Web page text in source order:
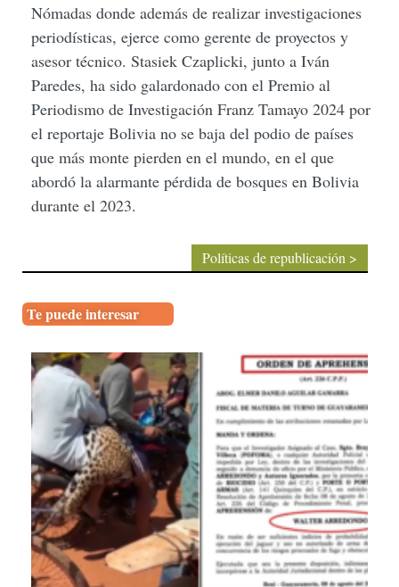
Nómadas donde además de realizar investigaciones
periodísticas, ejerce como gerente de proyectos y
asesor técnico. Stasiek Czaplicki, junto a Iván
Paredes, ha sido galardonado con el Premio al
Periodismo de Investigación Franz Tamayo 2024 por
el reportaje Bolivia no se baja del podio de países
que más monte pierden en el mundo, en el que
abordó la alarmante pérdida de bosques en Bolivia
durante el 2023.
Políticas de republicación >
Te puede interesar